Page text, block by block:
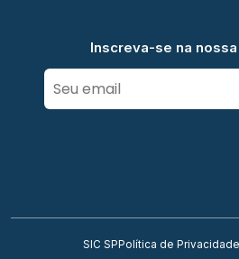
Inscreva-se na
SIC SP Política de Privacidade